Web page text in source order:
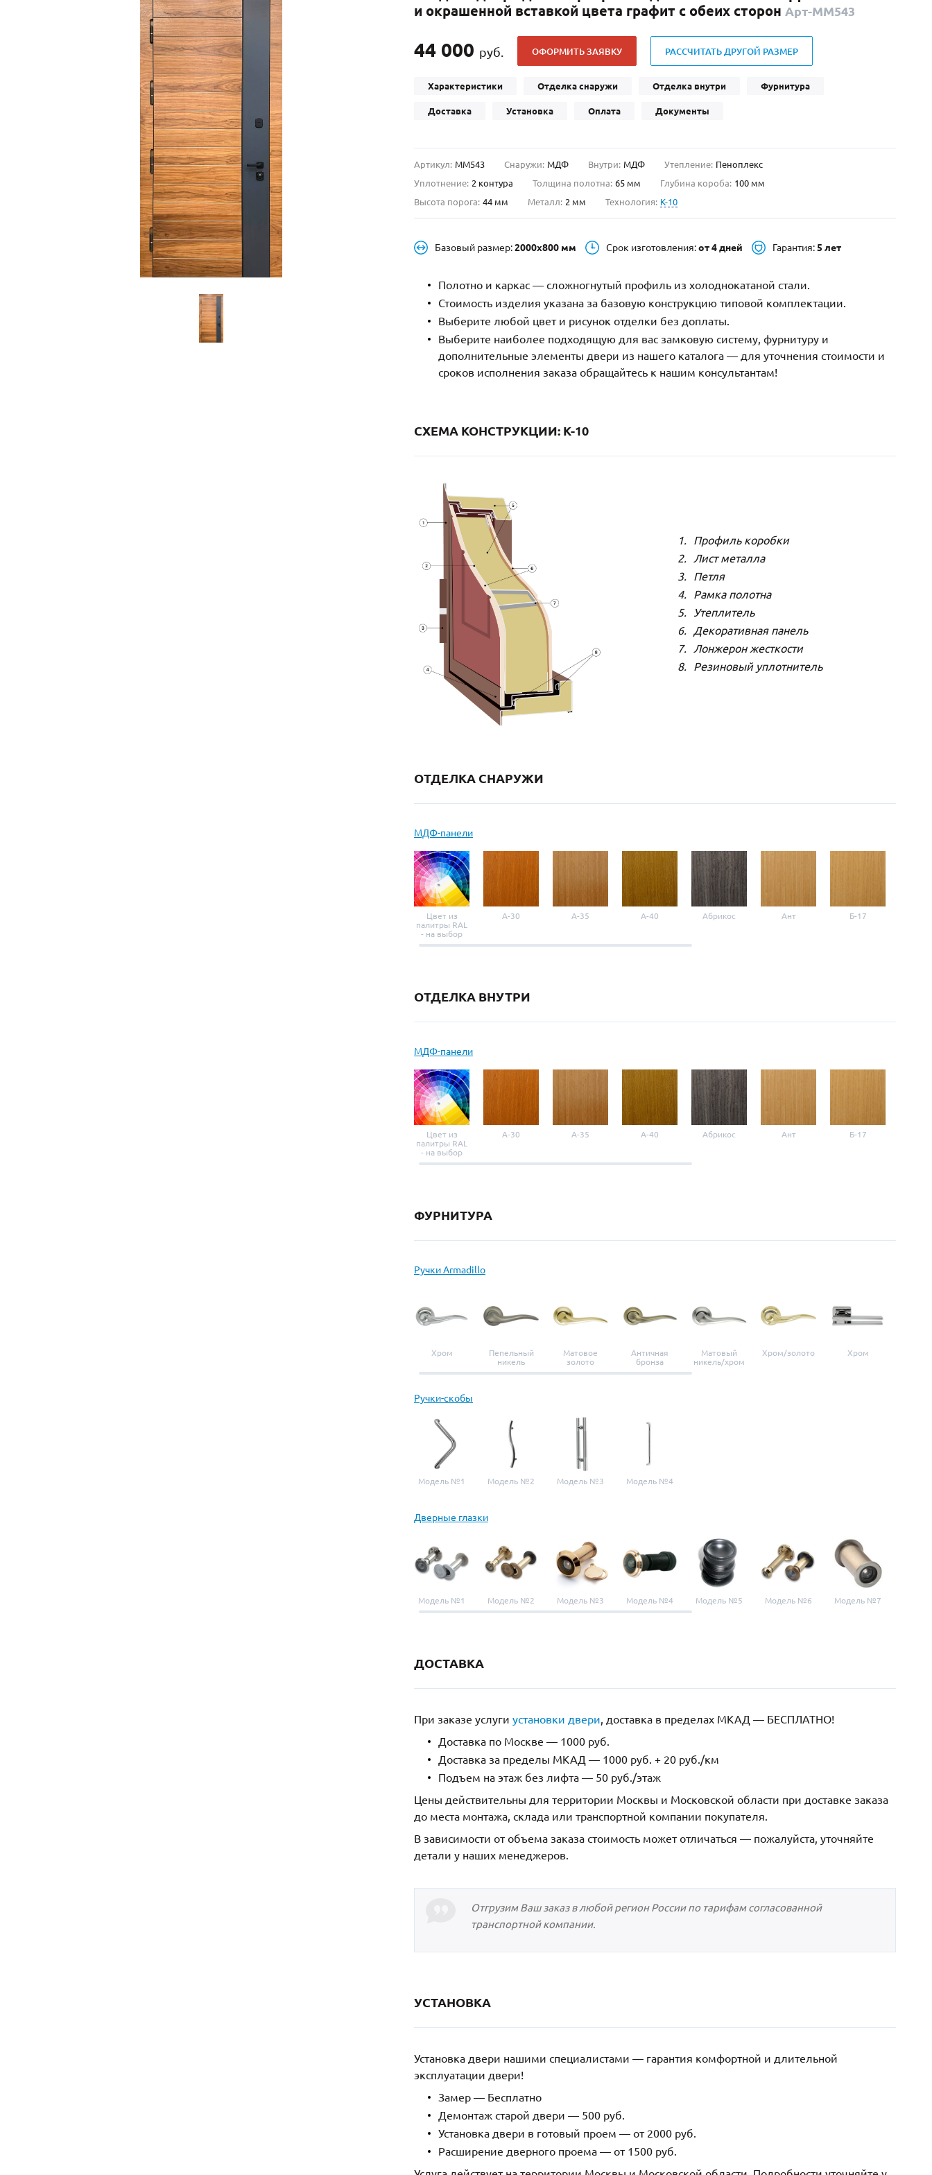
С выдавленным рисунком(35)
С металлобагетом(571)
С геометрическим рисунком(46)
С реечным дизайном(29)
Для дачи
Для бани
Для общественных зданий
Для магазина
Для электрощитовой
В лифтовые холлы
С отбойником(91)
С импостами (73)
С витражами (11)
В современном стиле
Нестандартные(479)
С фрамугой(265)
4-го класса защиты (499)
Полуторапольные
и окрашенной вставкой цвета графит с обеих сторон Арт-ММ543
44 000 руб. ОФОРМИТЬ ЗАЯВКУ РАССЧИТАТЬ ДРУГОЙ РАЗМЕР
Характеристики Отделка снаружи Отделка внутри Фурнитура
Доставка Установка Оплата Документы
Артикул: ММ543 Снаружи: МДФ Внутри: МДФ Утепление: Пеноплекс
Уплотнение: 2 контура Толщина полотна: 65 мм Глубина короба: 100 мм
Высота порога: 44 мм Металл: 2 мм Технология: K-10
Базовый размер:2000х800 мм Срок изготовления:от 4 дней Гарантия:5 лет
Полотно и каркас — сложногнутый профиль из холоднокатаной стали.
Стоимость изделия указана за базовую конструкцию типовой комплектации.
Выберите любой цвет и рисунок отделки без доплаты.
Выберите наиболее подходящую для вас замковую систему, фурнитуру и
дополнительные элементы двери из нашего каталога — для уточнения стоимости и
сроков исполнения заказа обращайтесь к нашим консультантам!
СХЕМА КОНСТРУКЦИИ: K-10
Профиль коробки
Лист металла
Петля
Рамка полотна
Утеплитель
Декоративная панель
Лонжерон жесткости
Резиновый уплотнитель
ОТДЕЛКА СНАРУЖИ
МДФ-панели
Цвет из
палитры RAL
- на выбор
A-30 A-35 A-40 Абрикос Ант Б-17
ОТДЕЛКА ВНУТРИ
МДФ-панели
Цвет из
палитры RAL
- на выбор
A-30 A-35 A-40 Абрикос Ант Б-17
ФУРНИТУРА
Ручки Armadillo
Хром
Пепельный
никель
Матовое
золото
Античная
бронза
Матовый
никель/хром
Хром/золото Хром
Ручки-скобы
Модель №1 Модель №2 Модель №3 Модель №4
Дверные глазки
Модель №1 Модель №2 Модель №3 Модель №4 Модель №5 Модель №6 Модель №7
ДОСТАВКА
При заказе услуги установки двери, доставка в пределах МКАД — БЕСПЛАТНО!
Доставка по Москве — 1000 руб.
Доставка за пределы МКАД — 1000 руб. + 20 руб./км
Подъем на этаж без лифта — 50 руб./этаж
Цены действительны для территории Москвы и Московской области при доставке заказа
до места монтажа, склада или транспортной компании покупателя.
В зависимости от объема заказа стоимость может отличаться — пожалуйста, уточняйте
детали у наших менеджеров.
Отгрузим Ваш заказ в любой регион России по тарифам согласованной
транспортной компании.
УСТАНОВКА
Установка двери нашими специалистами — гарантия комфортной и длительной
эксплуатации двери!
Замер — Бесплатно
Демонтаж старой двери — 500 руб.
Установка двери в готовый проем — от 2000 руб.
Расширение дверного проема — от 1500 руб.